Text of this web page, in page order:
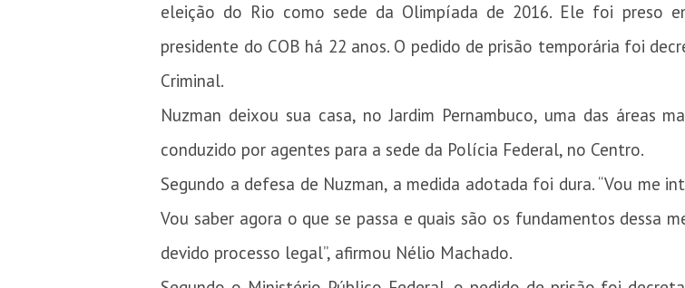
eleição do Rio como sede da Olimpíada de 2016. Ele foi preso
presidente do COB há 22 anos. O pedido de prisão temporária foi
Criminal.
Nuzman deixou sua casa, no Jardim Pernambuco, uma das áreas
conduzido por agentes para a sede da Polícia Federal, no Centro.
Segundo a defesa de Nuzman, a medida adotada foi dura. “Vou me
Vou saber agora o que se passa e quais são os fundamentos dessa
devido processo legal”, afirmou Nélio Machado.